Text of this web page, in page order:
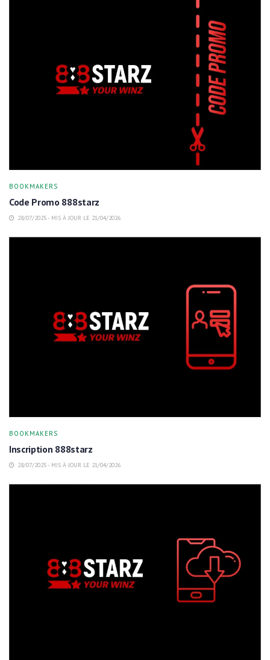
BOOKMAKERS
Code Promo 888starz
28/07/2025 - MIS À JOUR LE 21/04/2026
BOOKMAKERS
Inscription 888starz
28/07/2025 - MIS À JOUR LE 21/04/2026